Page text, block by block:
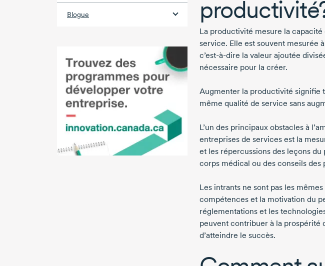
Blogue
La productivité mesure la
service. Elle est souvent mesurée à
c’est-à-dire la valeur ajoutée
nécessaire pour la créer.
Augmenter la productivité signifie
même qualité de service sans
L’un des principaux obstacles à
entreprises de services est la
et les répercussions des leçons
corps médical ou des conseils des
Les intrants ne sont pas les
compétences et la motivation du
réglementations et les
peuvent contribuer à la prospérité
d’atteindre le succès.